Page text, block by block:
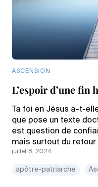
ASCENSION
L’espoir d’une fin
Ta foi en Jésus a-t-
que pose un texte
est question de
mais surtout du retour
juillet 8, 2024
apôtre-patriarche